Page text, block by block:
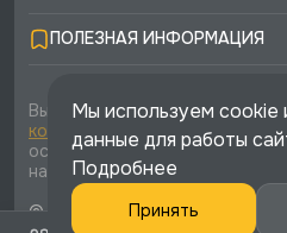
ПОЛЕЗНАЯ ИНФОРМАЦИЯ
Вы соглашаетесь с условиями
конфиденциальностии
оставляя свои данные в
на сайте runtec-shop.ru
© 2026 «Runtec», официальный
Мы используем cookie
данные для работы
Подробнее
Принять